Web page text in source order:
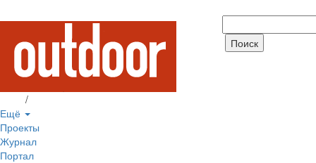
/
Ещё
Проекты
Журнал
Портал